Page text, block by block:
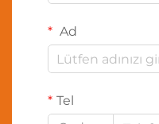
Ad
Tel